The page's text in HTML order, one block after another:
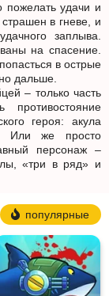
пожелать удачи и
в гневе, и
заплыва.
на спасение.
в острые
дальше.
– только часть
героя: акула
Или же просто
персонаж –
«три в ряд» и
популярные